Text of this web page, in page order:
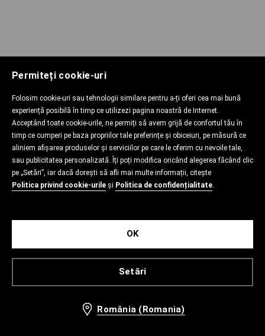
Permiteți cookie-uri
Folosim cookie-uri sau tehnologii similare pentru a-ți oferi cea mai bună
experiență posibilă în timp ce utilizezi pagina noastră de Internet.
Acceptând toate cookie-urile, ne permiți să avem grijă de confortul tău în
timp ce cumperi pe baza propriilor tale preferințe și obiceiuri, pe măsură ce
aliniem afișarea produselor și serviciilor pe care le oferim cu nevoile tale,
sau publicitatea personalizată. Îți poți modifica oricând alegerea făcând clic
pe „Setări”, iar dacă dorești să afli mai multe informații, citește
Politica privind cookie-urile și Politica de confidențialitate.
Setări
OK
România (Romania)